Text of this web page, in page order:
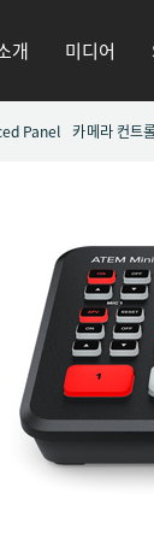
개 미디어
Panel 카메라 컨트